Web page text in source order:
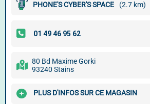
PHONE'S CYBER'S SPACE (2.7 km)
80 Bd Maxime Gorki
93240 Stains
PLUS D'INFOS SUR CE MAGASIN